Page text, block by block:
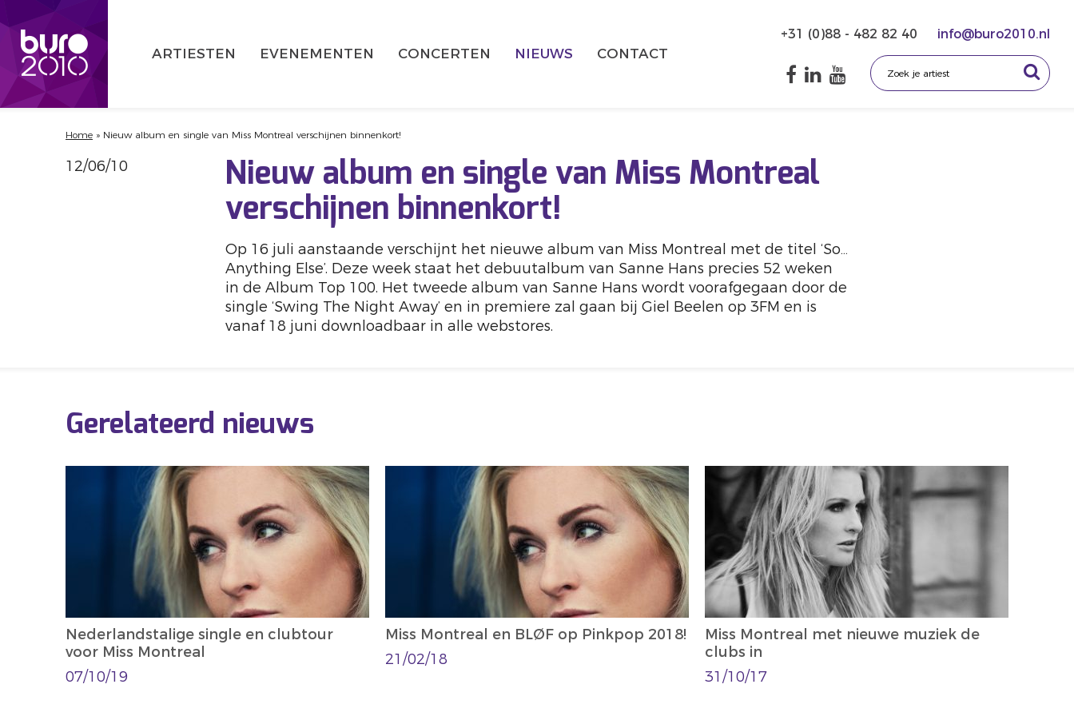
ARTIESTEN EVENEMENTEN CONCERTEN NIEUWS CONTACT
+31 (0)88 - 482 82 40 info@buro2010.nl
Home » Nieuw album en single van Miss Montreal verschijnen binnenkort!
12/06/10
Nieuw album en single van Miss Montreal
verschijnen binnenkort!
Op 16 juli aanstaande verschijnt het nieuwe album van Miss Montreal met de titel ‘So…
Anything Else’. Deze week staat het debuutalbum van Sanne Hans precies 52 weken
in de Album Top 100. Het tweede album van Sanne Hans wordt voorafgegaan door de
single ‘Swing The Night Away’ en in premiere zal gaan bij Giel Beelen op 3FM en is
vanaf 18 juni downloadbaar in alle webstores.
Gerelateerd nieuws
Nederlandstalige single en clubtour
voor Miss Montreal
07/10/19
Miss Montreal en BLØF op Pinkpop 2018!
21/02/18
Miss Montreal met nieuwe muziek de
clubs in
31/10/17